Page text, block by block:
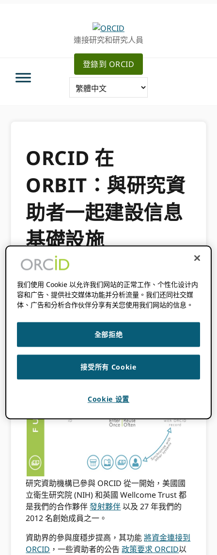
連接研究和研究人員
登錄到 ORCID
ORCID 在
ORBIT：與研究資
助者一起建設信息
基礎設施
2017 年 12 月 11 日
此內容已有三年多了。此帖子中包含的資訊
研究資助機構已參與 ORCID 從一開始，美國國
立衛生研究院 (NIH) 和英國 Wellcome Trust 都
是我們的合作夥伴發射夥伴以及 27 年我們的
2012 名創始成員之一。
資助界的參與度穩步提高，其功能將資金連接到
ORCID ，一些資助者的公告政策要求 ORCID以
我们使用 Cookie 以允许我们网站的正常工作、个性化设计内
容和广告、提供社交媒体功能并分析流量。我们还同社交媒
体、广告和分析合作伙伴分享有关您使用我们网站的信息。
全部拒绝
接受所有 Cookie
Cookie 设置